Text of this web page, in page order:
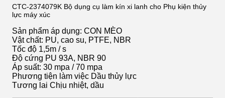
CTC-2374079K Bộ dụng cụ làm kín xi lanh cho Phụ kiện thủy
lực máy xúc
Sản phẩm áp dụng: CON MÈO
Vật chất: PU, cao su, PTFE, NBR
Tốc độ 1,5m / s
Độ cứng PU 93A, NBR 90
Áp suất: 30 mpa / 70 mpa
Phương tiện làm việc Dầu thủy lực
Tương lai Chịu nhiệt, dầu